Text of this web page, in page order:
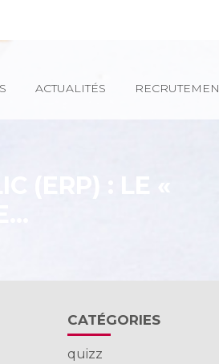
ACTUALITÉS
(ERP) : LE «
Blog
sidebar
CATÉGORIES
quizz